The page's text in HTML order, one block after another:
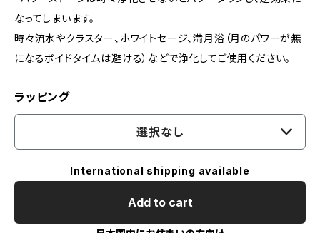
なってしまいます。
時々流水やクラスター、ホワイトセージ、満月浴（月のパワーが無
になるボイドタイムは避ける）などで浄化してご使用ください。
ラッピング
選択なし
International shipping available
Add to cart